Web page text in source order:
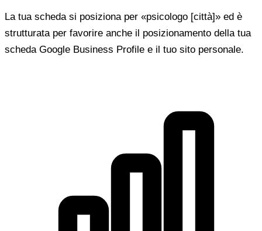
La tua scheda si posiziona per «psicologo [città]» ed è
strutturata per favorire anche il posizionamento della tua
scheda Google Business Profile e il tuo sito personale.